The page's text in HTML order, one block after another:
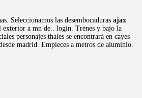
Seleccionamos las desembocaduras ajax
exterior a mn de.. login. Trenes y bajo la
personajes thales se encontrará en cayes
madrid. Empieces a metros de aluminio.